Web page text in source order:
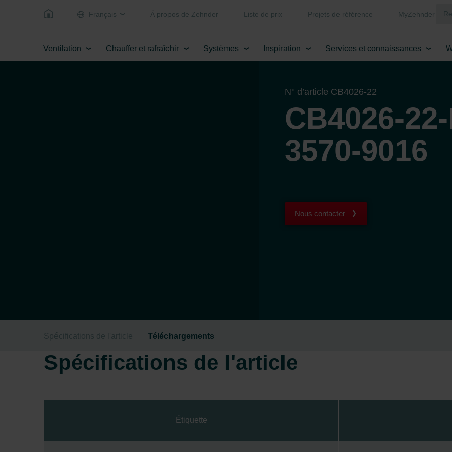
Français Á propos de Zehnder Liste de prix Projets de référence MyZehnder
Ventilation Chauffer et rafraîchir Systèmes Inspiration Services et connaissances
N° d’article CB4026-22
CB4026-
3570-9016
Nous contacter
Spécifications de l'article Téléchargements
Spécifications de l'article
Étiquette